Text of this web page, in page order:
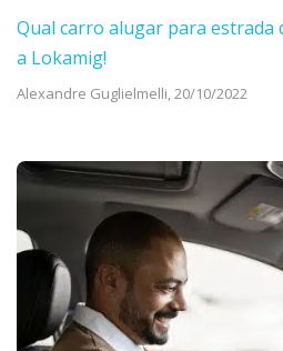
Qual carro alugar para estrada
a Lokamig!
Alexandre Guglielmelli,20/10/2022